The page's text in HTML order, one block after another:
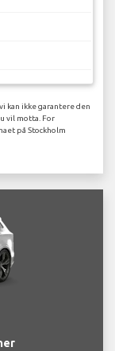
kan ikke garantere den
vil motta. For
på Stockholm